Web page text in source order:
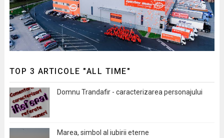
TOP 3 ARTICOLE "ALL TIME"
Domnu Trandafir - caracterizarea personajului
Marea, simbol al iubirii eterne